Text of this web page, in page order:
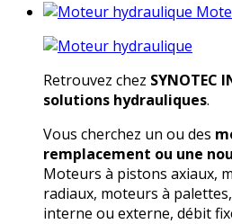
Retrouvez chez SYNOTEC
solutions hydrauliques.
Vous cherchez un ou des
remplacement ou une
Moteurs à pistons axiaux,
radiaux, moteurs à
interne ou externe, débit